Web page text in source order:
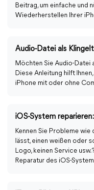
Beitrag, um einfache und
Wiederherstellen Ihrer
Audio-Datei als
Möchten Sie Audio-Datei
Diese Anleitung hilft
iPhone mit oder ohne
Kennen Sie Probleme wie
lässt, einen weißen oder
Logo, keinen Service
Reparatur des iOS-